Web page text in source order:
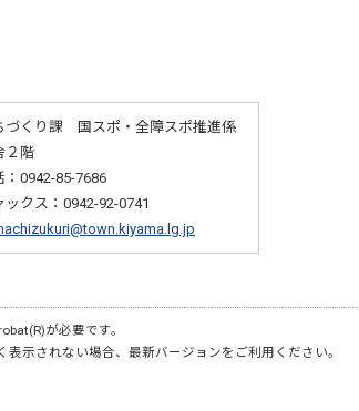
づくり課 国スポ・全障スポ推進係
２階
：0942-85-7686
ックス：0942-92-0741
が必要です。
示されない場合、最新バージョンをご利用ください。